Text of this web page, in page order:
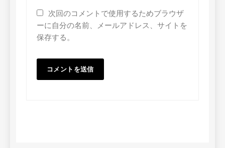
次回のコメントで使用するためブラウザ
ーに自分の名前、メールアドレス、サイトを
保存する。